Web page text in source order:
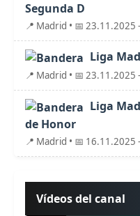
Segunda D
📍 Madrid • 📅 23.11.2025
Liga
📍 Madrid • 📅 23.11.2025
Liga
de Honor
📍 Madrid • 📅
Vídeos del canal